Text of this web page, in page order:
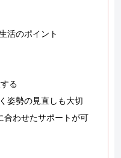
活のポイント
る
姿勢の見直しも大切
わせたサポートが可